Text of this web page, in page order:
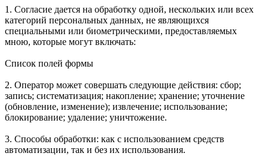
1. Согласие дается на обработку одной, нескольких или всех
категорий персональных данных, не являющихся
специальными или биометрическими, предоставляемых
мною, которые могут включать:
Список полей формы
2. Оператор может совершать следующие действия: сбор;
запись; систематизация; накопление; хранение; уточнение
(обновление, изменение); извлечение; использование;
блокирование; удаление; уничтожение.
3. Способы обработки: как с использованием средств
автоматизации, так и без их использования.